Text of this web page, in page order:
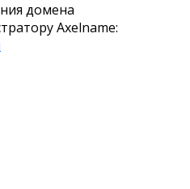
домена
Axelname: